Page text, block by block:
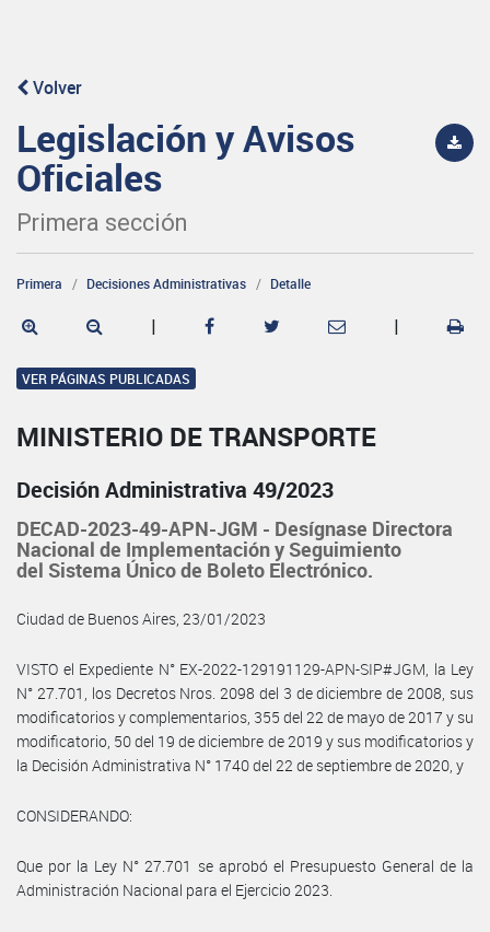
Volver
Legislación y Avisos
Oficiales
Primera sección
Primera Decisiones Administrativas Detalle
| |
VER PÁGINAS PUBLICADAS
MINISTERIO DE TRANSPORTE
Decisión Administrativa 49/2023
DECAD-2023-49-APN-JGM - Desígnase Directora
Nacional de Implementación y Seguimiento
del Sistema Único de Boleto Electrónico.
Ciudad de Buenos Aires, 23/01/2023
VISTO el Expediente N° EX-2022-129191129-APN-SIP#JGM, la Ley
N° 27.701, los Decretos Nros. 2098 del 3 de diciembre de 2008, sus
modificatorios y complementarios, 355 del 22 de mayo de 2017 y su
modificatorio, 50 del 19 de diciembre de 2019 y sus modificatorios y
la Decisión Administrativa N° 1740 del 22 de septiembre de 2020, y
CONSIDERANDO:
Que por la Ley N° 27.701 se aprobó el Presupuesto General de la
Administración Nacional para el Ejercicio 2023.